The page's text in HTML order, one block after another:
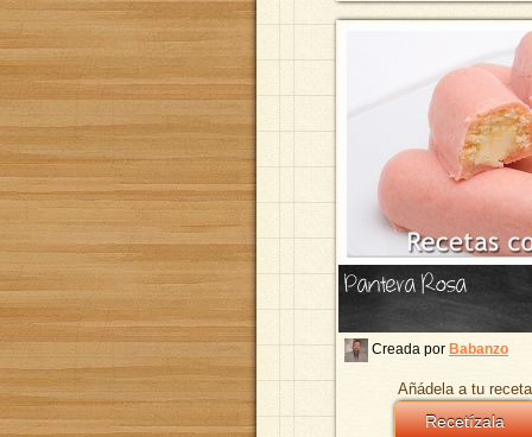
Pantera Rosa
Creada por Babanzo
Añádela a tu
Recetízala